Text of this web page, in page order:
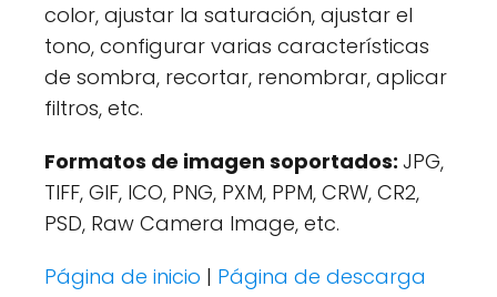
color, ajustar la saturación, ajustar el
tono, configurar varias características
de sombra, recortar, renombrar, aplicar
filtros, etc.
Formatos de imagen soportados: JPG,
TIFF, GIF, ICO, PNG, PXM, PPM, CRW, CR2,
PSD, Raw Camera Image, etc.
Página de inicio | Página de descarga